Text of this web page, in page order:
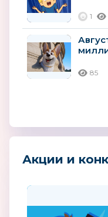
1
85
Акции и